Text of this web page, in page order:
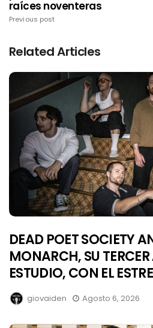
raíces noventeras
Previous post
Related Articles
DEAD POET SOCIETY
MONARCH, SU
ESTUDIO, CON EL
giovaiden Agosto 6, 2026